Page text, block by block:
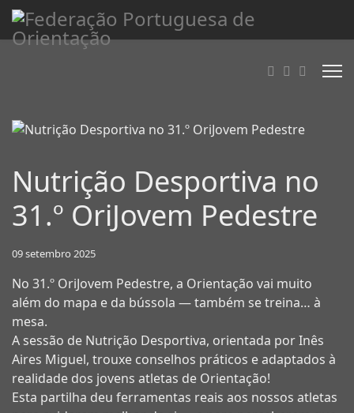
Nutrição Desportiva no
31.º OriJovem Pedestre
09 setembro 2025
No 31.º OriJovem Pedestre, a Orientação vai muito
além do mapa e da bússola — também se treina… à
mesa.
A sessão de Nutrição Desportiva, orientada por Inês
Aires Miguel, trouxe conselhos práticos e adaptados à
realidade dos jovens atletas de Orientação!
Esta partilha deu ferramentas reais aos nossos atletas